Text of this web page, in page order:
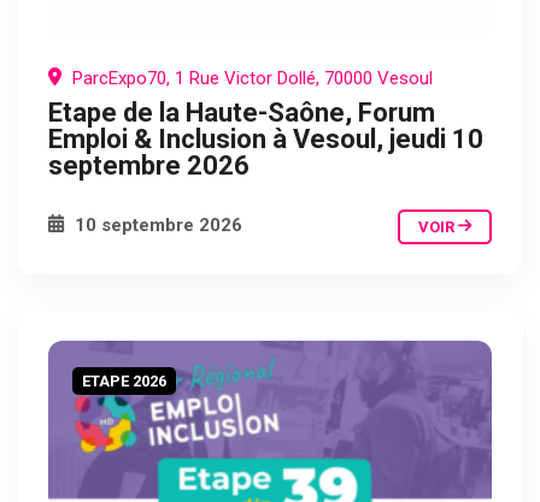
ParcExpo70, 1 Rue Victor Dollé, 70000 Vesoul
Etape de la Haute-Saône, Forum
Emploi & Inclusion à Vesoul, jeudi 10
septembre 2026
10 septembre 2026 VOIR
ETAPE 2026